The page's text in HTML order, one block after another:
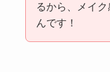
るから、メイ
んです！